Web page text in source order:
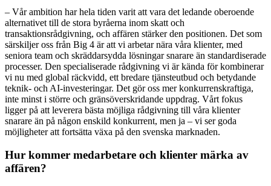
– Vår ambition har hela tiden varit att vara det ledande oberoende
alternativet till de stora byråerna inom skatt och
transaktionsrådgivning, och affären stärker den positionen. Det som
särskiljer oss från Big 4 är att vi arbetar nära våra klienter, med
seniora team och skräddarsydda lösningar snarare än standardiserade
processer. Den specialiserade rådgivning vi är kända för kombinerar
vi nu med global räckvidd, ett bredare tjänsteutbud och betydande
teknik- och AI-investeringar. Det gör oss mer konkurrenskraftiga,
inte minst i större och gränsöverskridande uppdrag. Vårt fokus
ligger på att leverera bästa möjliga rådgivning till våra klienter
snarare än på någon enskild konkurrent, men ja – vi ser goda
möjligheter att fortsätta växa på den svenska marknaden.
Hur kommer medarbetare och klienter märka av
affären?